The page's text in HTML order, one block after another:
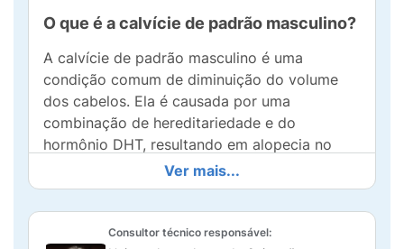
O que é a calvície de padrão masculino?
A calvície de padrão masculino é uma
condição comum de diminuição do volume
dos cabelos. Ela é causada por uma
combinação de hereditariedade e do
hormônio DHT, resultando em alopecia no
crescimento do cabelo seja mais curta e para
a diminuição do volume do cabelo, o que leva
Ver mais...
Consultor técnico responsável: